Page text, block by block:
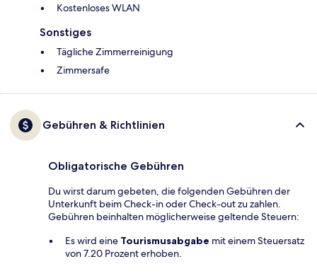
Kostenloses WLAN
Sonstiges
Tägliche Zimmerreinigung
Zimmersafe
Gebühren & Richtlinien
Obligatorische Gebühren
Du wirst darum gebeten, die folgenden Gebühren der
Unterkunft beim Check-in oder Check-out zu zahlen.
Gebühren beinhalten möglicherweise geltende Steuern:
Es wird eine Tourismusabgabe mit einem Steuersatz
von 7.20 Prozent erhoben.